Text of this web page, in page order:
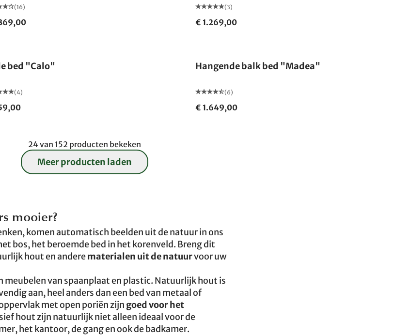
(16) (3)
€ 1.269,00
bed "Calo"
(4)
Hangende balk bed "Madea"
(6)
€ 1.649,00
24 van 152 producten bekeken
Meer producten laden
mooier?
komen automatisch beelden uit de natuur in ons
bos, het beroemde bed in het korenveld. Breng dit
hout en anderematerialen uit de natuurvoor uw
meubelen van spaanplaat en plastic. Natuurlijk hout is
aan, heel anders dan een bed van metaal of
met open poriën zijn goed voor het
hout zijn natuurlijk niet alleen ideaal voor de
het kantoor, de gang en ook de badkamer.